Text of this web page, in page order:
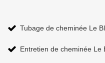
Tubage de cheminée Le
Entretien de cheminée Le